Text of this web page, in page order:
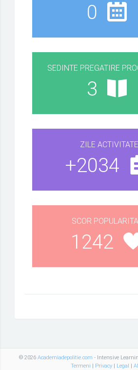
0
SEDINTE PREGATIRE
3
ZILE ACTIVITATE
+2034
SCOR
1242
© 2026 Academiadepolitie.com - Intensive
Termeni | Privacy| Legal |